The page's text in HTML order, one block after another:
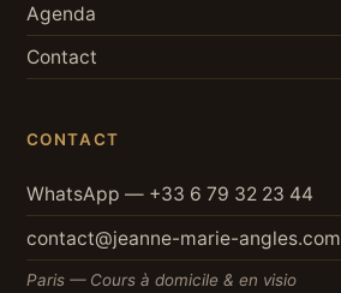
Agenda
Contact
CONTACT
WhatsApp — +33 6 79 32 23 44
contact@jeanne-marie-angles.com
Paris — Cours à domicile & en visio